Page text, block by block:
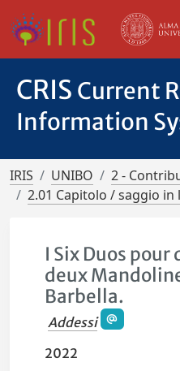
CRIS Current
Information
IRIS UNIBO
2 -
2.01 Capitolo / saggio in
I Six Duos pour
deux
Barbella.
Addessi
2022